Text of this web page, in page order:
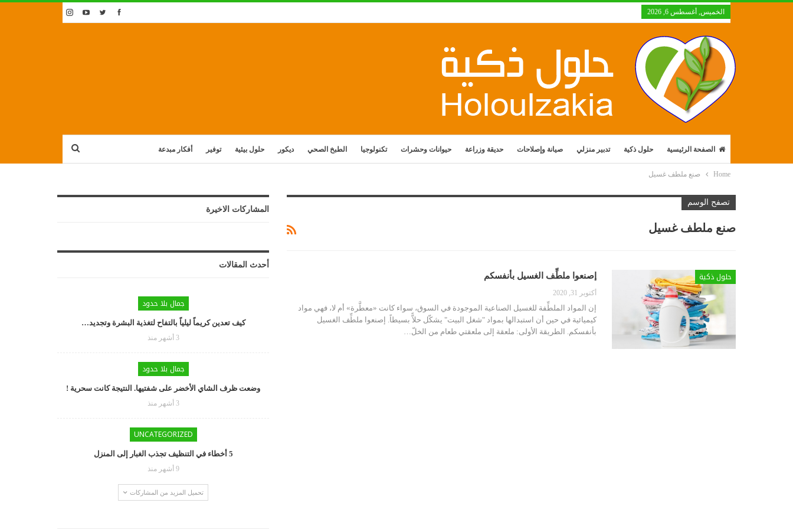
الخميس, أغسطس 6, 2026
الصفحة الرئيسية حلول ذكية تدبير منزلي صيانة وإصلاحات حديقة وزراعة حيوانات وحشرات تكنولوجيا الطبخ الصحي ديكور حلول بيئية توفير أفكار مبدعة
Home صنع ملطف غسيل
تصفح الوسم
صنع ملطف غسيل
حلول ذكية إصنعوا ملطِّف الغسيل بأنفسكم
أكتوبر 31, 2020
إن المواد الملطِّفة للغسيل الصناعية الموجودة في السوق، سواء كانت «معطَّرة» أم لا، فهي مواد
كيميائية في حين أن استبدالها بمواد "شغل البيت" يشكّل حلاًّ بسيطاً. إصنعوا ملطِّف الغسيل
بأنفسكم. الطريقة الأولى: ملعقة إلى ملعقتي طعام من الخلّ…
المشاركات الاخيرة
أحدث المقالات
جمال بلا حدود
كيف تعدين كريماً ليلياً بالتفاح لتغذية البشرة وتجديد…
3 أشهر منذ
جمال بلا حدود
وضعت ظرف الشاي الأخضر على شفتيها. النتيجة كانت سحرية !
3 أشهر منذ
UNCATEGORIZED
5 أخطاء في التنظيف تجذب الغبار إلى المنزل
9 أشهر منذ
تحميل المزيد من المشاركات